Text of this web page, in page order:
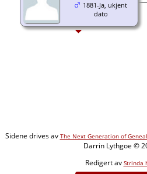
1881-Ja, ukjent
dato
Sidene drives av The Next Generation of
Darrin Lythgoe ©
Redigert av Strinda